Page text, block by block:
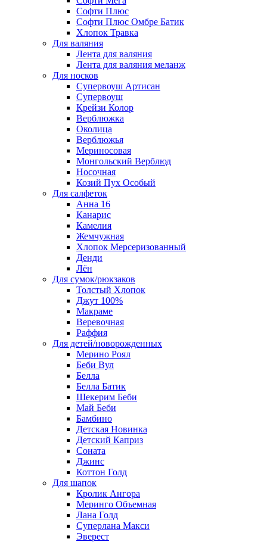
Софти Плюс
Софти Плюс Омбре Батик
Хлопок Травка
Для валяния
Лента для валяния
Лента для валяния меланж
Для носков
Супервоуш Артисан
Супервоуш
Крейзи Колор
Верблюжка
Околица
Верблюжья
Мериносовая
Монгольский Верблюд
Носочная
Козий Пух Особый
Для салфеток
Анна 16
Канарис
Камелия
Жемчужная
Хлопок Мерсеризованный
Денди
Лён
Для сумок/рюкзаков
Толстый Хлопок
Джут 100%
Макраме
Веревочная
Раффия
Для детей/новорожденных
Мерино Роял
Беби Вул
Белла
Белла Батик
Шекерим Беби
Май Беби
Бамбино
Детская Новинка
Детский Каприз
Соната
Джинс
Коттон Голд
Для шапок
Кролик Ангора
Меринго Объемная
Лана Голд
Суперлана Макси
Эверест